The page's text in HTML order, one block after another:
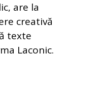
are la
creativă
texte
Laconic.